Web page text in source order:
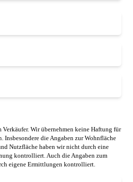
Wir übernehmen keine Haftung für
Insbesondere die Angaben zur Wohnfläche
Nutzfläche haben wir nicht durch eine
kontrolliert. Auch die Angaben zum
eigene Ermittlungen kontrolliert.